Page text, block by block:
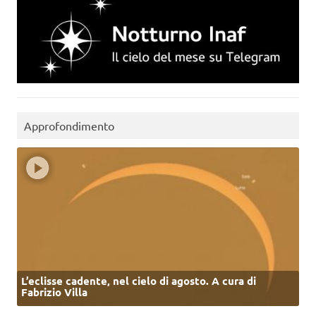
Approfondimento
L’eclisse cadente, nel cielo di agosto. A cura di
Fabrizio Villa